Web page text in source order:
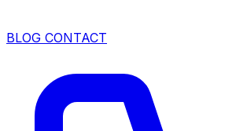
BLOG CONTACT